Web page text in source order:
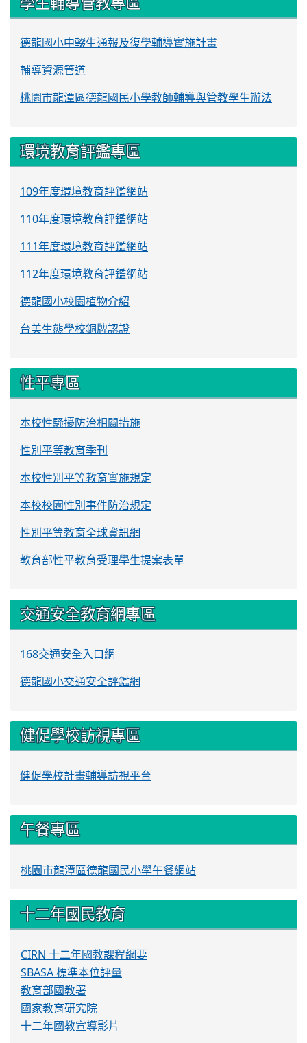
德龍國小中輟生通報及復學輔導實施計畫
輔導資源管道
桃園市龍潭區德龍國民小學教師輔導與管教學生辦法
環境教育評鑑專區
109年度環境教育評鑑網站
110年度環境教育評鑑網站
111年度環境教育評鑑網站
112年度環境教育評鑑網站
德龍國小校園植物介紹
台美生態學校銅牌認證
性平專區
本校性騷擾防治相關措施
性別平等教育季刊
本校性別平等教育實施規定
本校校園性別事件防治規定
性別平等教育全球資訊網
教育部性平教育受理學生提案表單
交通安全教育網專區
168交通安全入口網
德龍國小交通安全評鑑網
健促學校訪視專區
健促學校計畫輔導訪視平台
午餐專區
桃園市龍潭區德龍國民小學午餐網站
十二年國民教育
CIRN 十二年國教課程綱要
SBASA 標準本位評量
教育部國教署
國家教育研究院
十二年國教宣導影片